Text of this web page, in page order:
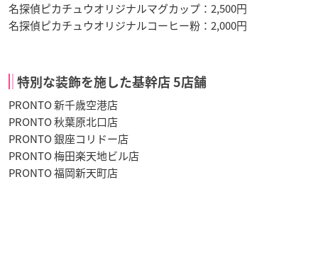
名探偵ピカチュウオリジナルマグカップ：2,500円
名探偵ピカチュウオリジナルコーヒー粉：2,000円
特別な装飾を施した基幹店 5店舗
PRONTO 新千歳空港店
PRONTO 秋葉原北口店
PRONTO 銀座コリドー店
PRONTO 梅田楽天地ビル店
PRONTO 福岡新天町店